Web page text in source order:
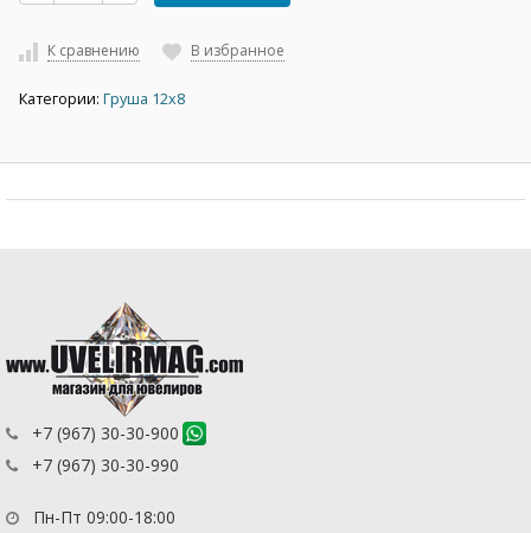
К сравнению В избранное
Категории: Груша 12х8
+7 (967) 30-30-900
+7 (967) 30-30-990
Пн-Пт 09:00-18:00